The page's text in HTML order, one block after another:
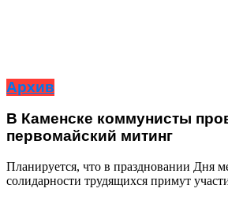
Архив
В Каменске коммунисты
первомайский митинг
Планируется, что в праздновании Дня
солидарности трудящихся примут